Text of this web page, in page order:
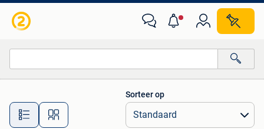
Alle afstanden…
Sorteer op